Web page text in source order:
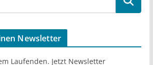
Newsletter
Laufenden. Jetzt Newsletter